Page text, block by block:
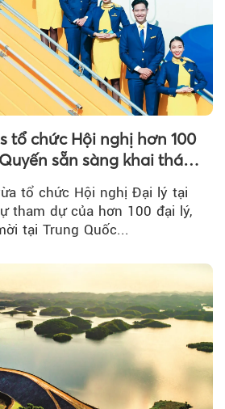
tổ chức Hội nghị hơn 100
sẵn sàng khai thác
TP.HCM - Thâm Quyến
tổ chức Hội nghị Đại lý tại
tham dự của hơn 100 đại lý,
tại Trung Quốc...